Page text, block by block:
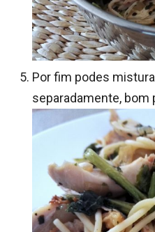
Por fim podes
separadamente, bom